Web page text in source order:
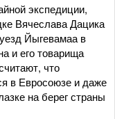
экспедиции,
Вячеслава Дацика
Йыгевамаа в
и его товарища
что
в Евросоюзе и даже
на берег страны